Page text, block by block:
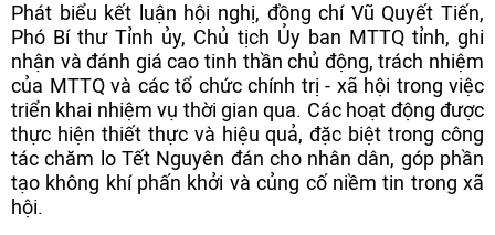
Phát biểu kết luận hội nghị, đồng chí Vũ Quyết Tiến,
Phó Bí thư Tỉnh ủy, Chủ tịch Ủy ban MTTQ tỉnh, ghi
nhận và đánh giá cao tinh thần chủ động, trách nhiệm
của MTTQ và các tổ chức chính trị - xã hội trong việc
triển khai nhiệm vụ thời gian qua. Các hoạt động được
thực hiện thiết thực và hiệu quả, đặc biệt trong công
tác chăm lo Tết Nguyên đán cho nhân dân, góp phần
tạo không khí phấn khởi và củng cố niềm tin trong xã
hội.